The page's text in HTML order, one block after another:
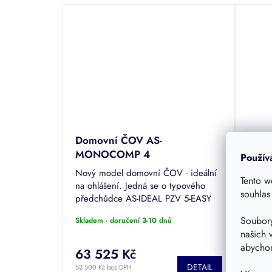
Tento
našich
Domovní ČOV AS-
MONOCOMP 4
Nový model domovní ČOV - ideální
na ohlášení. Jedná se o typového
předchůdce AS-IDEAL PZV 5-EASY
certifikována
Skladem - doručení 3-10 dnů
52 500 Kč bez DPH
63 525 Kč
DETAIL
na
86